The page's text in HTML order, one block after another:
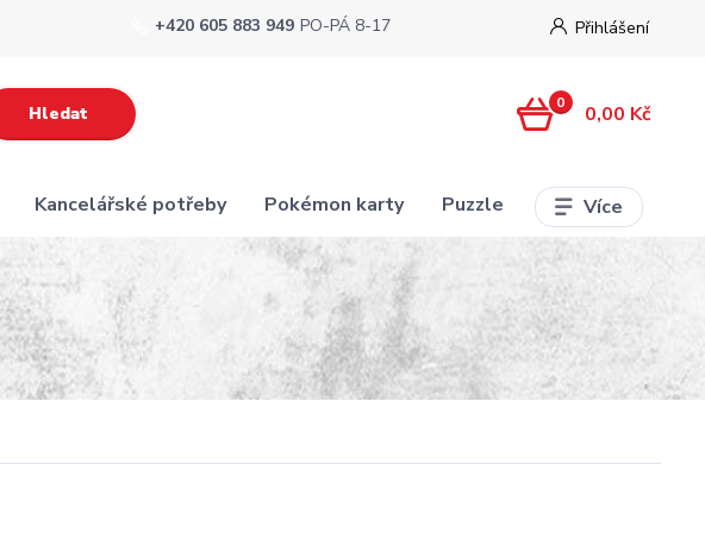
Přihlášení
Hledat
+420 605 883 949 PO-PÁ 8-17
0 0,00 Kč
Kancelářské potřeby Pokémon karty Puzzle Více